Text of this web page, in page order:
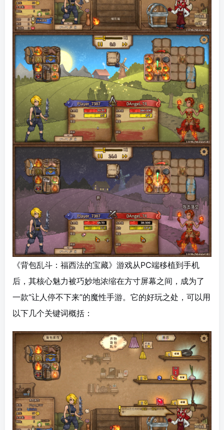
《背包乱斗：福西法的宝藏》游戏从PC端移植到手机
后，其核心魅力被巧妙地浓缩在方寸屏幕之间，成为了
一款“让人停不下来”的魔性手游。它的好玩之处，可以用
以下几个关键词概括：